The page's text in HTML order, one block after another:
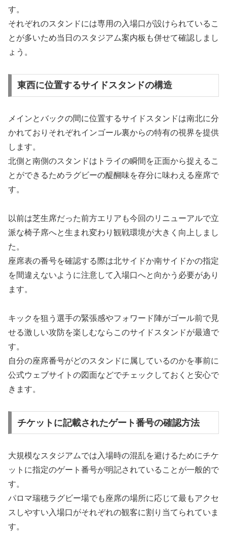
す。
それぞれのスタンドには専用の入場口が設けられているこ
とが多いため当日のスタジアム案内板も併せて確認しまし
ょう。
東西に位置するサイドスタンドの構造
メインとバックの間に位置するサイドスタンドは南北に分
かれておりそれぞれインゴール裏からの特有の視界を提供
します。
北側と南側のスタンドはトライの瞬間を正面から捉えるこ
とができるためラグビーの醍醐味を存分に味わえる座席で
す。
以前は芝生席だった前方エリアも今回のリニューアルで立
派な椅子席へと生まれ変わり観戦環境が大きく向上しまし
た。
座席表の番号を確認する際は北サイドか南サイドかの指定
を間違えないように注意して入場口へと向かう必要があり
ます。
キックを狙う選手の緊張感やフォワード陣がゴール前で見
せる激しい攻防を楽しむならこのサイドスタンドが最適で
す。
自分の座席番号がどのスタンドに属しているのかを事前に
公式ウェブサイトの図面などでチェックしておくと安心で
きます。
チケットに記載されたゲート番号の確認方法
大規模なスタジアムでは入場時の混乱を避けるためにチケ
ットに指定のゲート番号が明記されていることが一般的で
す。
パロマ瑞穂ラグビー場でも座席の場所に応じて最もアクセ
スしやすい入場口がそれぞれの観客に割り当てられていま
す。